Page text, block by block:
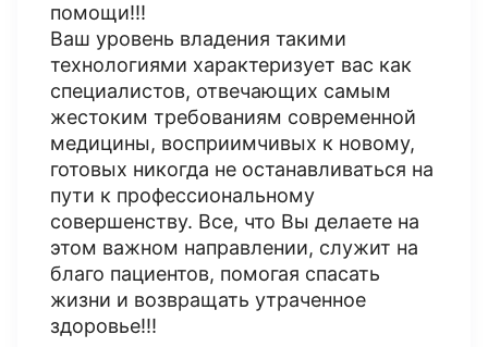
помощи!!!
Ваш уровень владения такими
технологиями характеризует вас как
специалистов, отвечающих самым
жестоким требованиям современной
медицины, восприимчивых к новому,
готовых никогда не останавливаться на
пути к профессиональному
совершенству. Все, что Вы делаете на
этом важном направлении, служит на
благо пациентов, помогая спасать
жизни и возвращать утраченное
здоровье!!!